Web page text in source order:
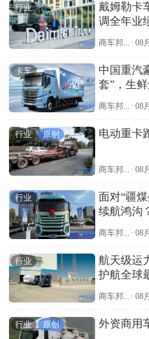
行业
戴姆勒卡
调全年业
商车邦... · 08
卡车
中国重汽
套”，生
商车邦... · 08
行业 原创 电动重卡
商车邦... · 08
行业
面对“疆
续航鸿沟
商车邦... · 08
行业
航天级运
护航全球
商车邦... · 08
行业 原创 外资商用